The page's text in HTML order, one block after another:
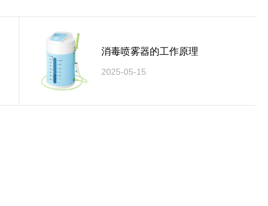
消毒喷雾器的工作原理
2025-05-15